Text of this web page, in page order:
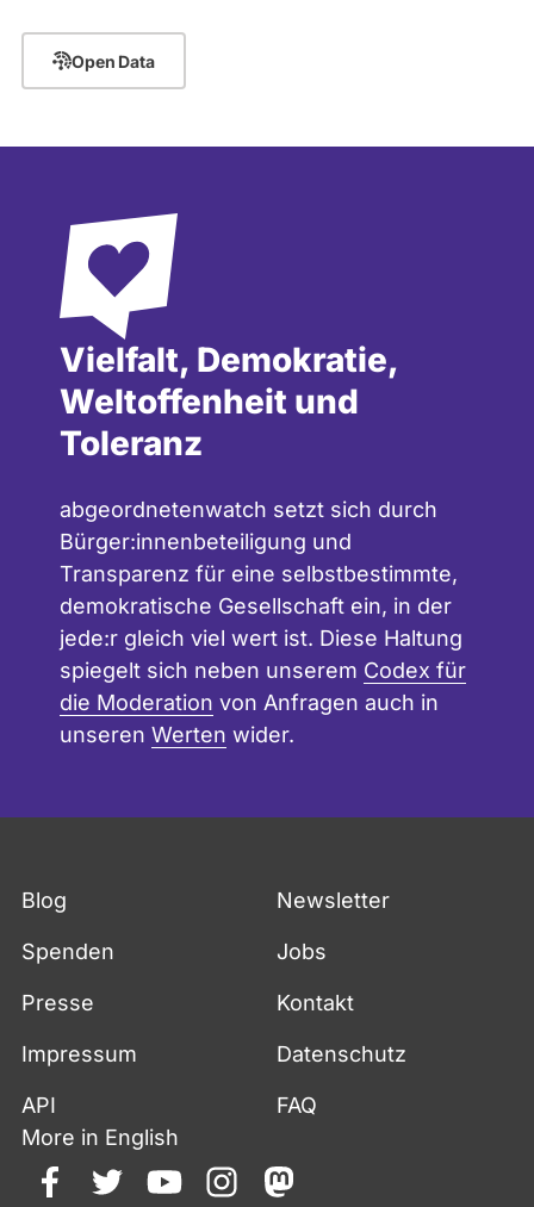
Open Data
Vielfalt, Demokratie,
Weltoffenheit und
Toleranz
abgeordnetenwatch setzt sich durch
Bürger:innenbeteiligung und
Transparenz für eine selbstbestimmte,
demokratische Gesellschaft ein, in der
jede:r gleich viel wert ist. Diese Haltung
spiegelt sich neben unserem Codex für
die Moderation von Anfragen auch in
unseren Werten wider.
Blog Newsletter
Spenden Jobs
Presse Kontakt
Impressum Datenschutz
API
FAQ
More in English
facebooktwitteryoutubeinstagrammastodon